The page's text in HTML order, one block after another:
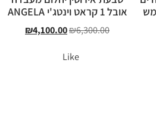
אובל 1 קראט וינטג'י ANGELA
₪6,300.00
₪4,100.00
Like